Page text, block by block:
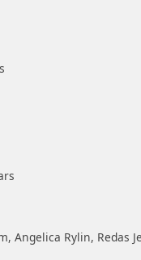
Angelica Rylin, Redas